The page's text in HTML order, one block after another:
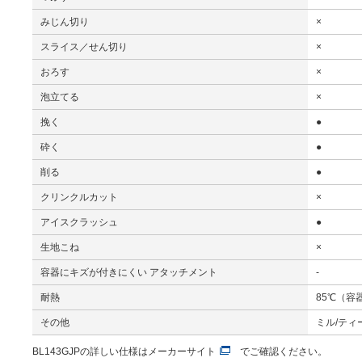
みじん切り ×
スライス／せん切り ×
おろす ×
泡立てる ×
挽く ●
砕く ●
削る ●
クリンクルカット ×
アイスクラッシュ ●
生地こね ×
容器にキズが付きにくい アタッチメント -
耐熱 85℃（容器
その他 ミル/ティ
BL143GJPの詳しい仕様は メーカーサイト でご確認ください。